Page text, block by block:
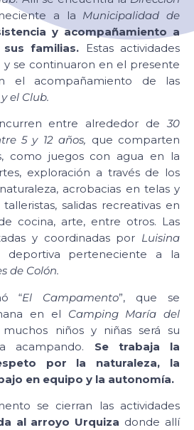
a la Municipalidad de
y acompañamiento a
familias. Estas actividades
y se continuaron en el presente
el acompañamiento de las
el Club.
entre alrededor de30
5 y 12 años, que comparten
como juegos con agua en la
exploración a través de los
acrobacias en telas y
salidas recreativas en
cocina, arte, entre otros. Las
y coordinadas por Luisina
deportiva perteneciente a la
de Colón.
“El Campamento”, que se
en el Camping María del
niños y niñas será su
acampando. Se trabaja la
por la naturaleza, la
en equipo y la autonomía.
se cierran las actividades
al arroyo Urquiza donde allí